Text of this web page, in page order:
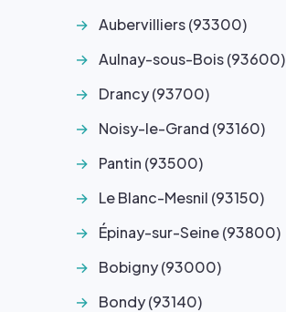
Aubervilliers (93300)
Aulnay-sous-Bois (93600)
Drancy (93700)
Noisy-le-Grand (93160)
Pantin (93500)
Le Blanc-Mesnil (93150)
Épinay-sur-Seine (93800)
Bobigny (93000)
Bondy (93140)